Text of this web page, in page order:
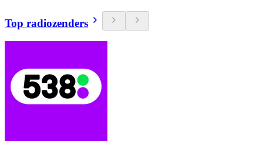
Top radiozenders